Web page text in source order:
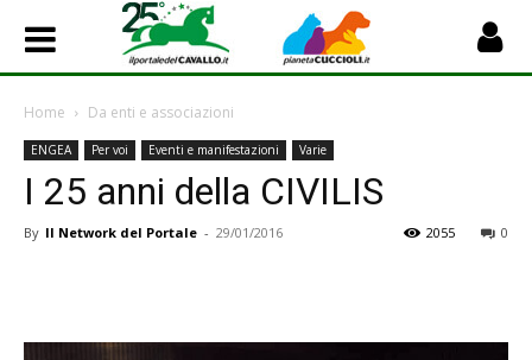
Home Da enti e associazioni
ENGEA Per voi Eventi e manifestazioni Varie
I 25 anni della CIVILIS
By Il Network del Portale - 29/01/2016 0
2055